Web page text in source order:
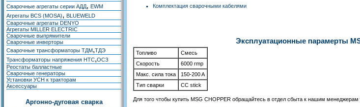
Сварочные агрегаты серии АДД, EWM
Агрегаты BCS (MOSA), BLUEWELD
Сварочные агрегаты DENYO
Агрегаты MILLER ELECTRIC
Сварочные выпрямители
Сварочные инверторы
Сварочные трансформаторы ТДМ,ТДЭ
Трансформаторы напряжения НТС,ОСЗ
Реостаты балластные
Сварочные генераторы
Установки УСН к тракторам
Аксессуары
Аргонно-дуговая сварка
Комплектация сварочными кабелями
Эксплуатационные парамерты
Топливо
Cмесь
Скорость
6000 rmp
Макс. сила тока
150-200 A
Тип сварки
CC stick
Для того чтобы купить MSG CHOPPER обращайтесь в отдел сбыта к нашим